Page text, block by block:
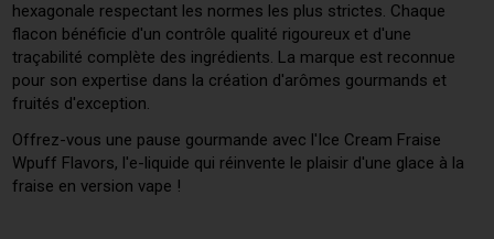
hexagonale respectant les normes les plus strictes. Chaque
flacon bénéficie d'un contrôle qualité rigoureux et d'une
traçabilité complète des ingrédients. La marque est reconnue
pour son expertise dans la création d'arômes gourmands et
fruités d'exception.
Offrez-vous une pause gourmande avec l'Ice Cream Fraise
Wpuff Flavors, l'e-liquide qui réinvente le plaisir d'une glace à la
fraise en version vape !